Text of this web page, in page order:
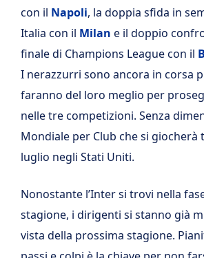
con il Napoli, la doppia sfida in
Italia con il Milan e il doppio
finale di Champions League con il
I nerazzurri sono ancora in corsa
faranno del loro meglio per
nelle tre competizioni. Senza
Mondiale per Club che si giocherà
luglio negli Stati Uniti.
Nonostante l’Inter si trovi nella
stagione, i dirigenti si stanno già
vista della prossima stagione.